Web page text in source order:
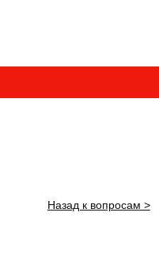
Назад к вопросам >